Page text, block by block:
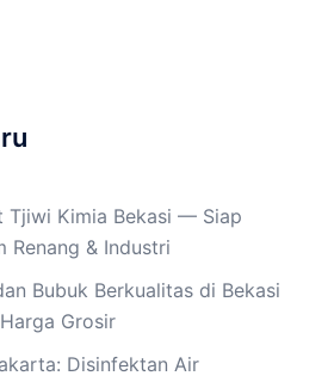
Tjiwi Kimia Bekasi — Siap
Renang & Industri
Bubuk Berkualitas di Bekasi
Grosir
Disinfektan Air